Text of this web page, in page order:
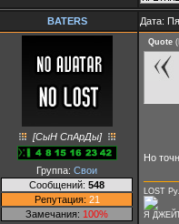
BATERS Дата:
[СыН СпАрДы]
Группа: Свои
Сообщений: 548
Репутация: 21
Замечания: 100%
Quote (
Но
LOST
Я